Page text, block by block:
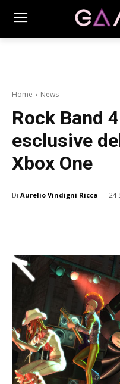
Home News
Rock Band
esclusive
Xbox One
Di Aurelio Vindigni Ricca - 24